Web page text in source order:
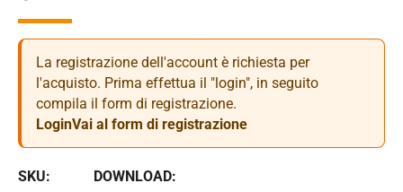
La registrazione dell'account è richiesta per
l'acquisto. Prima effettua il "login", in seguito
compila il form di registrazione.
LoginVai al form di registrazione
SKU: DOWNLOAD: